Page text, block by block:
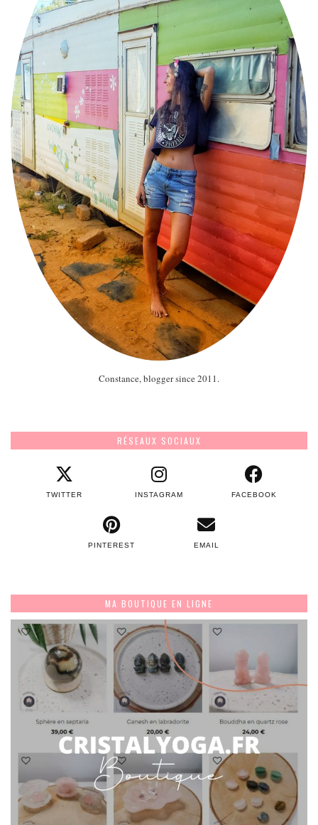
Constance, blogger since 2011.
RÉSEAUX SOCIAUX
TWITTER INSTAGRAM FACEBOOK
PINTEREST EMAIL
MA BOUTIQUE EN LIGNE